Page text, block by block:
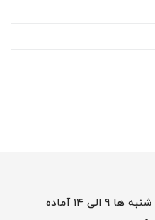
شنبه تا چهار شنبه ۹ الی ۱۹ و پنج شنبه ها ۹ الی ۱۴ آماده